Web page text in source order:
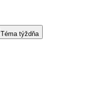
Téma týždňa